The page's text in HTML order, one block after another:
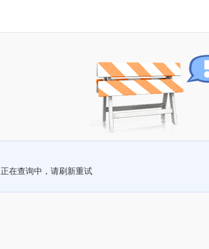
正在查询中，请刷新重试